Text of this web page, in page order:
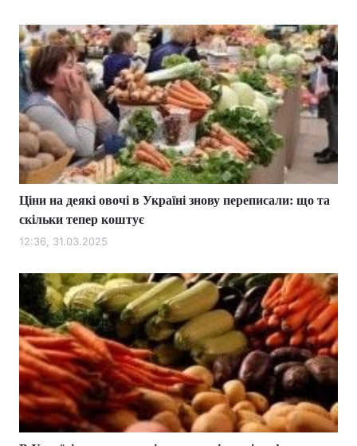
Ціни на деякі овочі в Україні знову переписали: що та
скільки тепер коштує
12:36, 31.03.2025